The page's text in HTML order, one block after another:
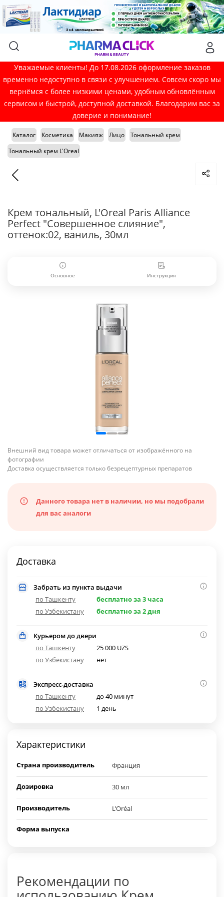
Уважаемые клиенты! До 17.08.2026 оформление заказов
временно недоступно в связи с улучшением. Совсем скоро мы
вернёмся с более низкими ценами, удобным обновлённым
сервисом и быстрой, доступной доставкой. Благодарим вас за
доверие и понимание!
Каталог Косметика Макияж Лицо
Тональный крем
Тональный крем L'Oreal
Крем тональный, L'Oreal Paris Alliance
Perfect "Совершенное слияние",
оттенок:02, ваниль, 30мл
Основное Инструкция
Внешний вид товара может отличаться от изображённого на
фотографии
Доставка осуществляется только безрецептурных препаратов
Данного товара нет в наличии, но мы подобрали
для вас аналоги
Доставка
Забрать из пункта выдачи
по Ташкенту
бесплатно за 3 часа
по Узбекистану
бесплатно за 2 дня
Курьером до двери
по Ташкенту
25 000 UZS
по Узбекистану
нет
Экспресс-доставка
по Ташкенту
до 40 минут
по Узбекистану
1 день
Характеристики
Страна производитель Франция
Дозировка 30 мл
Производитель L’Oréal
Форма выпуска
Рекомендации по